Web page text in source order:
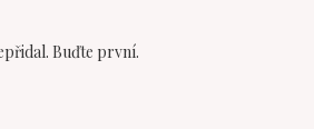
Buďte první.